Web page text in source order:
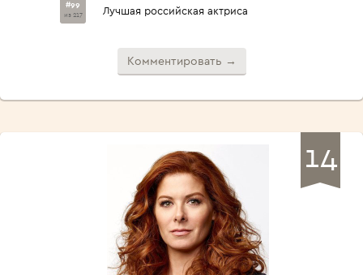
#99
из 217 Лучшая российская актриса
Комментировать →
14